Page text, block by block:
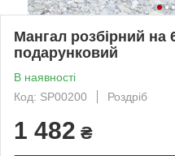
Мангал розбірний на
подарунковий
В наявності
Код: SP00200
Роздріб
1 482 ₴